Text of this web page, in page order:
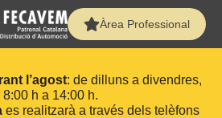
Àrea Professional
l’agost: de dilluns a divendres,
8:00 h a 14:00 h.
es realitzarà a través dels telèfons